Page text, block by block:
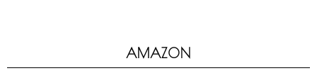
AMAZON